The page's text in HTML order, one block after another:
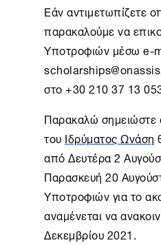
Εάν αντιμετωπίζετε
παρακαλούμε να
Υποτροφιών μέσω e-
στο +30 210 37 13
Παρακαλώ σημειώστε
του Ιδρύματος Ωνάση
από Δευτέρα 2
Παρασκευή 20
Υποτροφιών για το
αναμένεται να
Δεκεμβρίου 2021.